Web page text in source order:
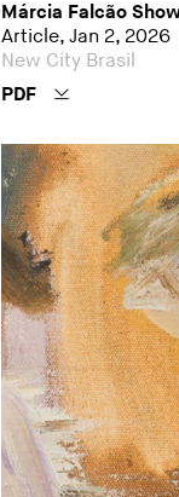
Márcia Falcão
Article, Jan 2, 2026
New City Brasil
PDF